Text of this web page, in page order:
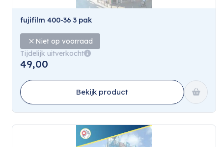
fujifilm 400-36 3 pak
Niet op voorraad
Tijdelijk uitverkocht
49,00
Bekijk product